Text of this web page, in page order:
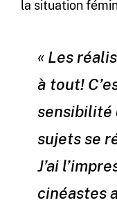
la situation
« Les
à tout!
sensibilité
sujets se
J’ai
cinéastes